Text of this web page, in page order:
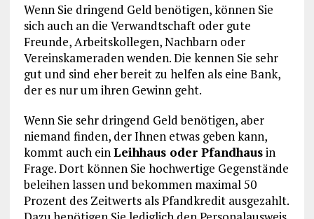
Wenn Sie dringend Geld benötigen, können Sie
sich auch an die Verwandtschaft oder gute
Freunde, Arbeitskollegen, Nachbarn oder
Vereinskameraden wenden. Die kennen Sie sehr
gut und sind eher bereit zu helfen als eine Bank,
der es nur um ihren Gewinn geht.
Wenn Sie sehr dringend Geld benötigen, aber
niemand finden, der Ihnen etwas geben kann,
kommt auch einLeihhaus oder Pfandhausin
Frage. Dort können Sie hochwertige Gegenstände
beleihen lassen und bekommen maximal 50
Prozent des Zeitwerts als Pfandkredit ausgezahlt.